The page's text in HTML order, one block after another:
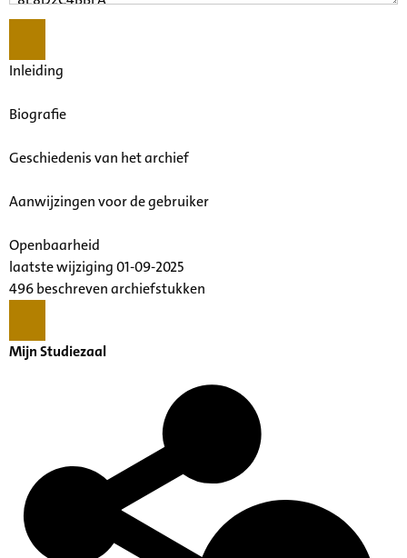
Inleiding
Biografie
Geschiedenis van het archief
Aanwijzingen voor de gebruiker
Openbaarheid
laatste wijziging 01-09-2025
496 beschreven archiefstukken
Mijn Studiezaal